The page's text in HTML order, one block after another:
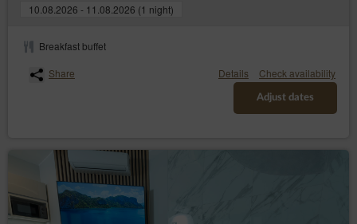
10.08.2026 - 11.08.2026 (1 night)
Breakfast buffet
Share
Details Check availability
Adjust dates